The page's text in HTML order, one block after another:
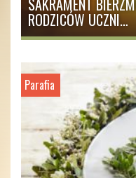
SAKRAMENT
RODZICÓW UCZNI…
Parafia